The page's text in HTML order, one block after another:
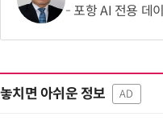
포항 AI 전용 데이터센터 사
놓치면 아쉬운 정보 AD